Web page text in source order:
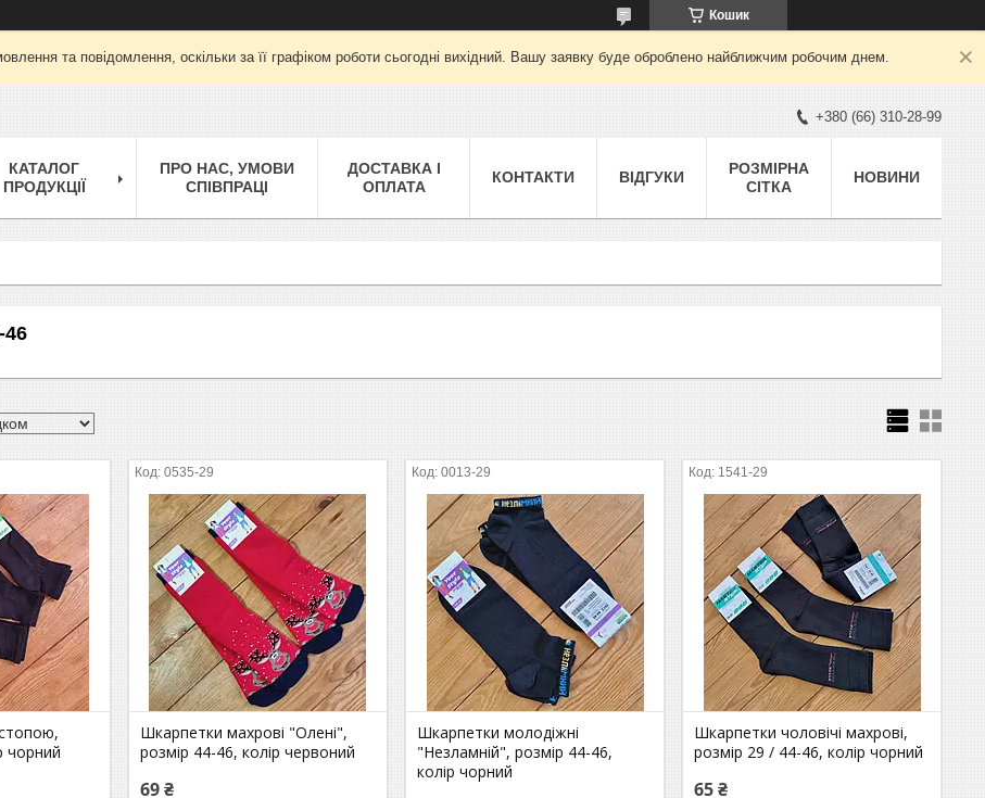
Кошик
та повідомлення, оскільки за її графіком роботи сьогодні вихідний. Вашу заявку буде оброблено найближчим робочим днем.
+380 (66) 310-28-99
КАТАЛОГ
ПРОДУКЦІЇ
ПРО НАС, УМОВИ
СПІВПРАЦІ
ДОСТАВКА І
ОПЛАТА
КОНТАКТИ ВІДГУКИ
РОЗМІРНА
СІТКА
НОВИНИ
46
чорний
0535-29
Шкарпетки махрові "Олені",
розмір 44-46, колір червоний
69 ₴
0013-29
Шкарпетки молодіжні
"Незламній", розмір 44-46,
колір чорний
1541-29
Шкарпетки чоловічі махрові,
розмір 29 / 44-46, колір чорний
65 ₴